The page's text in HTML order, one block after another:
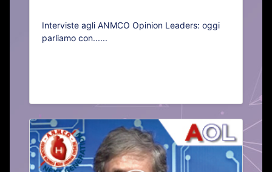
Interviste agli ANMCO Opinion Leaders: oggi
parliamo con......